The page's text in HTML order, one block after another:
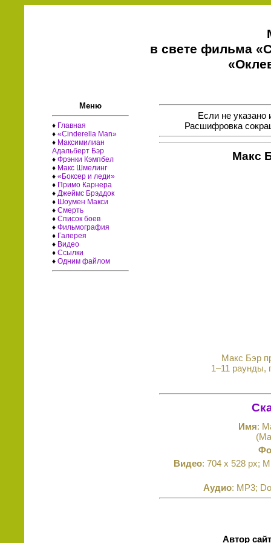
в свете фильма
Меню
♦ Главная
♦«Cinderella Man»
♦ Максимилиан
Адальберт Бэр
♦Фрэнки Кэмпбел
♦ Макс Шмелинг
♦«Боксер и леди»
♦ Примо Карнера
♦ Джеймс Брэддок
♦ Шоумен Макси
♦Смерть
♦Список боев
♦Фильмография
♦ Галерея
♦ Видео
♦Ссылки
♦Одним файлом
Если не указано
Расшифровка
Макс
Макс Бэр
1–11 раунды,
Имя:
Видео: 704 x 528 px;
Аудио: MP3;
Автор